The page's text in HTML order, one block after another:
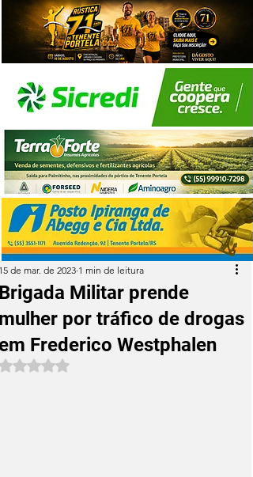
Militar prende
por tráfico de drogas
Frederico Westphalen
de mar. de 2023 1 min de leitura
Avaliado com NaN de 5 estrelas.